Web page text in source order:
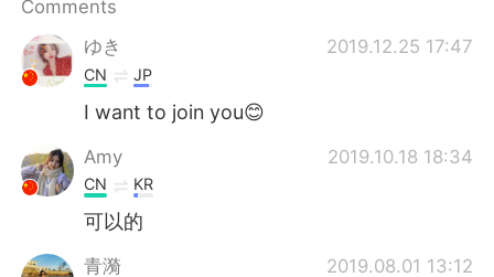
Türkçe
Português
Comments
ゆき
2019.12.25 17:47
CN JP
I want to join you😊
Amy 2019.10.18 18:34
CN KR
可以的
青漪 2019.08.01 13:12